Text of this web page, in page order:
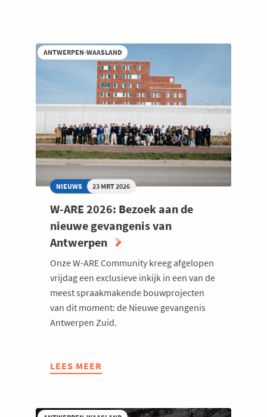
ANTWERPEN-WAASLAND
NIEUWS 23 MRT 2026
W-ARE 2026: Bezoek aan de
nieuwe gevangenis van
Antwerpen
Onze W-ARE Community kreeg afgelopen
vrijdag een exclusieve inkijk in een van de
meest spraakmakende bouwprojecten
van dit moment: de Nieuwe gevangenis
Antwerpen Zuid.
LEES MEER
ABOUT
2026: